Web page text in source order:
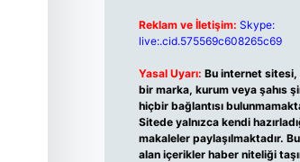
Reklam ve İletişim: Skype:
live:.cid.575569c608265c69
Yasal Uyarı: Bu internet sitesi,
bir marka, kurum veya şahıs
hiçbir bağlantısı
Sitede yalnızca kendi
makaleler paylaşılmaktadır.
alan içerikler haber niteliği